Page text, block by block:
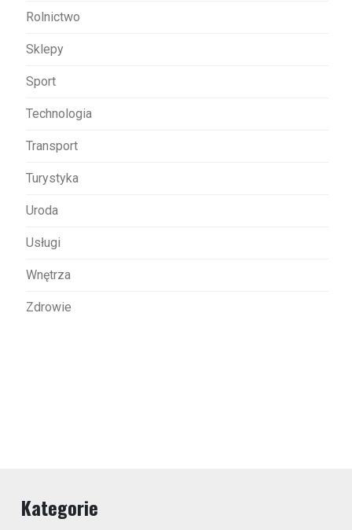
Rolnictwo
Sklepy
Sport
Technologia
Transport
Turystyka
Uroda
Usługi
Wnętrza
Zdrowie
Kategorie